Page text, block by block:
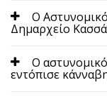
Ο
Δημαρχείο
Ο
εντόπισε